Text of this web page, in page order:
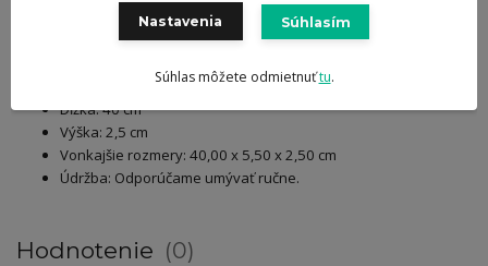
skvele, vďaka drevenému povrchu. Ľahko sa montuje a nože drží
Materiál: Jaseňové drevo
Dĺžka: 40 cm
Výška: 2,5 cm
Vonkajšie rozmery: 40,00 x 5,50 x 2,50 cm
Údržba: Odporúčame umývať ručne.
Hodnotenie 0
Nastavenia Súhlasím
Súhlas môžete odmietnuťtu.